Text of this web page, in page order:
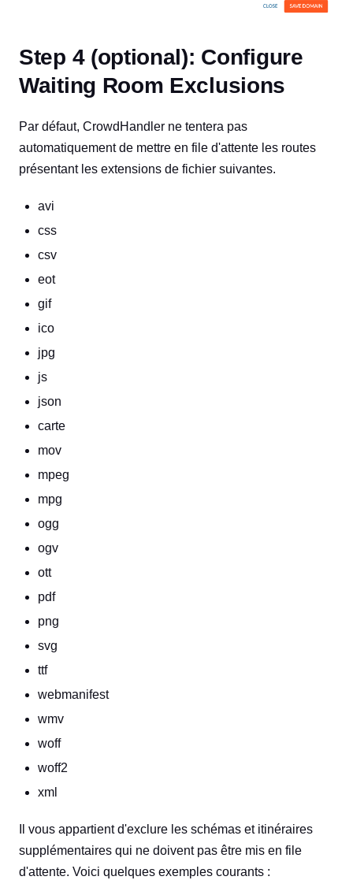
Step 4 (optional): Configure
Waiting Room Exclusions
Par défaut, CrowdHandler ne tentera pas
automatiquement de mettre en file d'attente les routes
présentant les extensions de fichier suivantes.
avi
css
csv
eot
gif
ico
jpg
js
json
carte
mov
mpeg
mpg
ogg
ogv
ott
pdf
png
svg
ttf
webmanifest
wmv
woff
woff2
xml
Il vous appartient d'exclure les schémas et itinéraires
supplémentaires qui ne doivent pas être mis en file
d'attente. Voici quelques exemples courants :